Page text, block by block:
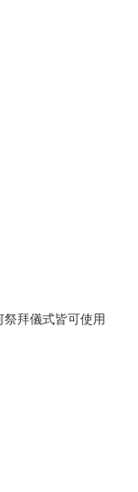
拜儀式皆可使用